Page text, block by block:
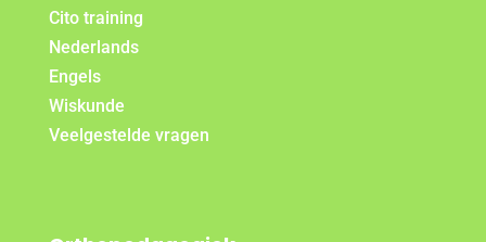
Cito training
Nederlands
Engels
Wiskunde
Veelgestelde vragen